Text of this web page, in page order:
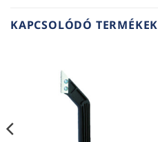
KAPCSOLÓDÓ TERMÉKEK